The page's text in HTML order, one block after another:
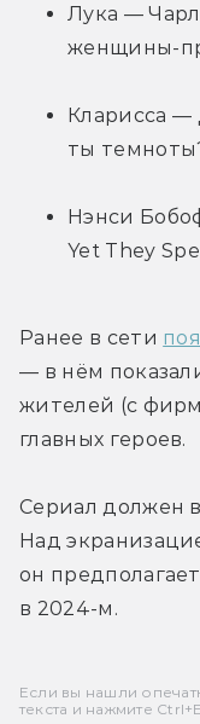
Лука —
женщины-
Кларисса —
ты
Нэнси
Yet They
Ранее в сети
— в нём
жителей (с
главных героев.
Сериал должен
Над
он
в 2024-м.
Если вы нашли
текста и нажмите